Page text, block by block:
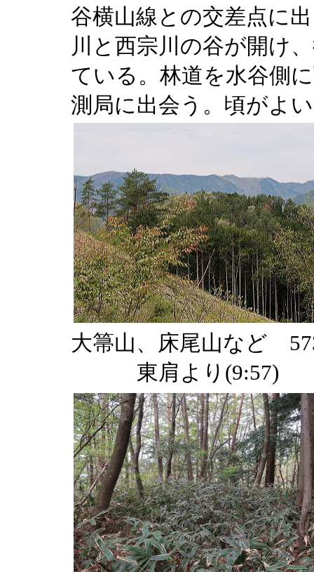
谷横山線との交差点に
川と西宗川の谷が開け
ている。林道を水谷側
測局に出会う。頃がよ
大箒山、床尾山など
東肩より(9:57)